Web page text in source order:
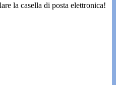
la casella di posta elettronica!